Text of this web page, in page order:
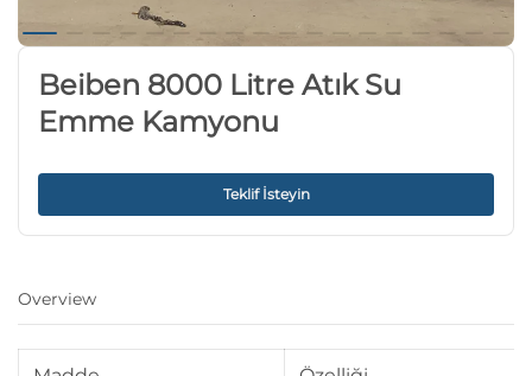
Beiben 8000 Litre Atık Su
Emme Kamyonu
Teklif İsteyin
Overview